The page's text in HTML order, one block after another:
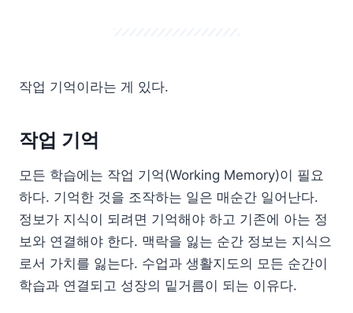
작업 기억이라는 게 있다.
작업 기억
모든 학습에는 작업 기억(Working Memory)이 필요
하다. 기억한 것을 조작하는 일은 매순간 일어난다.
정보가 지식이 되려면 기억해야 하고 기존에 아는 정
보와 연결해야 한다. 맥락을 잃는 순간 정보는 지식으
로서 가치를 잃는다. 수업과 생활지도의 모든 순간이
학습과 연결되고 성장의 밑거름이 되는 이유다.